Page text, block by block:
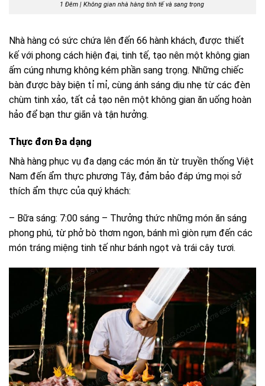
1 Đêm | Không gian nhà hàng tinh tế và sang trọng
Nhà hàng có sức chứa lên đến 66 hành khách, được thiết
kế với phong cách hiện đại, tinh tế, tạo nên một không gian
ấm cúng nhưng không kém phần sang trọng. Những chiếc
bàn được bày biện tỉ mỉ, cùng ánh sáng dịu nhẹ từ các đèn
chùm tinh xảo, tất cả tạo nên một không gian ăn uống hoàn
hảo để bạn thư giãn và tận hưởng.
Thực đơn Đa dạng
Nhà hàng phục vụ đa dạng các món ăn từ truyền thống Việt
Nam đến ẩm thực phương Tây, đảm bảo đáp ứng mọi sở
thích ẩm thực của quý khách:
– Bữa sáng: 7:00 sáng – Thưởng thức những món ăn sáng
phong phú, từ phở bò thơm ngon, bánh mì giòn rụm đến các
món tráng miệng tinh tế như bánh ngọt và trái cây tươi.